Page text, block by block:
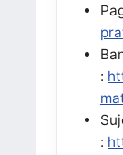
:
: